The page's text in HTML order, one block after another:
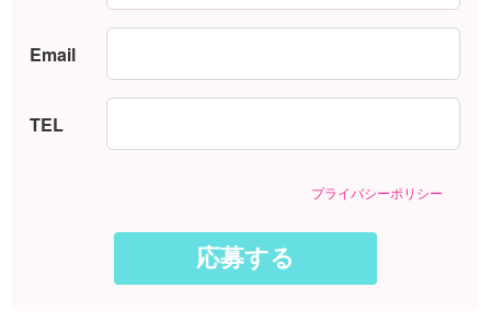
Email
TEL
プライバシーポリシー